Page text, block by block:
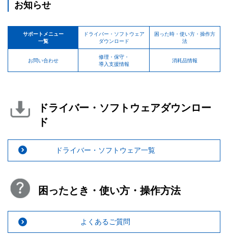
お知らせ
サポートメニュー
一覧
ドライバー・ソフトウェア
ダウンロード
困った時・使い方・操作方
法
お問い合わせ
修理・保守・
導入支援情報
消耗品情報
ドライバー・ソフトウェアダウンロー
ド
ドライバー・ソフトウェア一覧
困ったとき・使い方・操作方法
よくあるご質問